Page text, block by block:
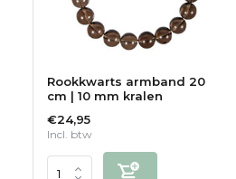
Rookkwarts armband 20
cm | 10 mm kralen
€24,95
Incl. btw